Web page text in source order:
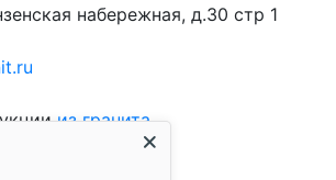
набережная, д.30 стр 1
из гранита